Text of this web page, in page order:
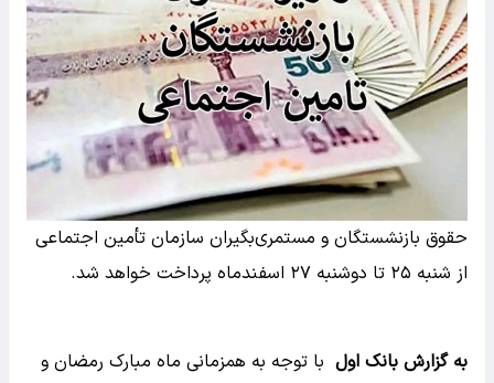
حقوق بازنشستگان و مستمری‌بگیران سازمان تأمین اجتماعی
از شنبه ۲۵ تا دوشنبه ۲۷ اسفندماه پرداخت خواهد شد.
به گزارش بانک اول با توجه به همزمانی ماه مبارک رمضان و